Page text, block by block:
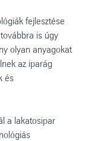
fejlesztése
is úgy
olyan anyagokat
az iparág
és
a lakatosipar